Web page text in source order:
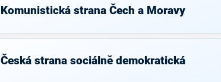
Komunistická strana Čech a Moravy
Česká strana sociálně demokratická